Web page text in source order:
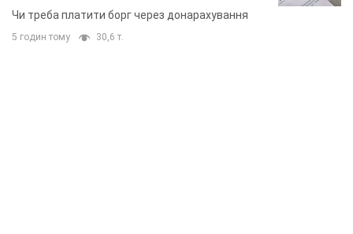
неочікуване рішення
Чи треба платити борг через донарахування
5 годин тому 30,6 т.